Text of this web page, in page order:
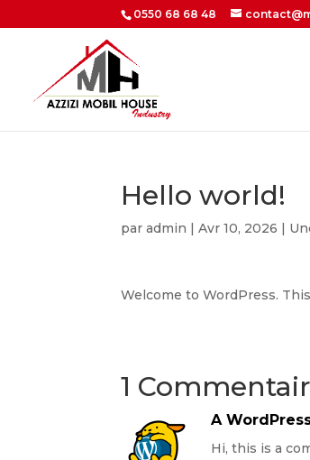
0550 68 68 48
Hello world!
paradmin |Avr 10, 2026 |
Welcome to WordPress.
1
A
Hi, this is a